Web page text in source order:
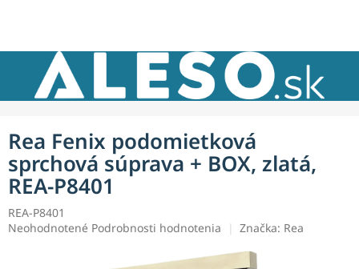
Rea Fenix podomietková
sprchová súprava + BOX, zlatá,
REA-P8401
REA-P8401
Priemerné
Neohodnotené Podrobnosti hodnotenia Značka: Rea